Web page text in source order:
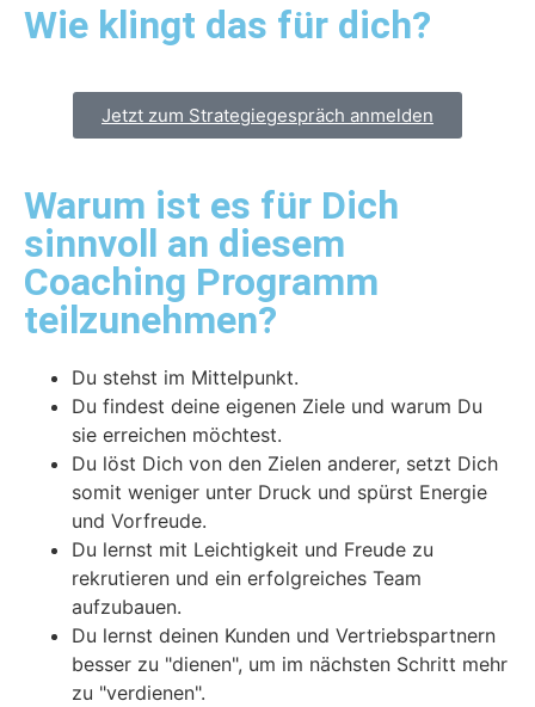
Wie klingt das für dich?
Jetzt zum Strategiegespräch anmelden
Warum ist es für Dich
sinnvoll an diesem
Coaching Programm
teilzunehmen?
Du stehst im Mittelpunkt.
Du findest deine eigenen Ziele und warum Du
sie erreichen möchtest.
Du löst Dich von den Zielen anderer, setzt Dich
somit weniger unter Druck und spürst Energie
und Vorfreude.
Du lernst mit Leichtigkeit und Freude zu
rekrutieren und ein erfolgreiches Team
aufzubauen.
Du lernst deinen Kunden und Vertriebspartnern
besser zu "dienen", um im nächsten Schritt mehr
zu "verdienen".